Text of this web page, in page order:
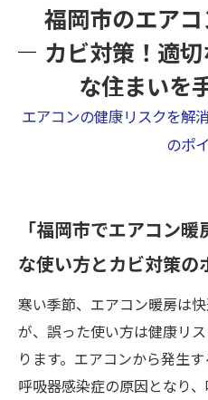
福岡市のエア
カビ対策！適
な住まいを
エアコンの健康リスクを解
のポ
「福岡市でエアコン
な使い方とカビ対策の
寒い季節、エアコン暖房は
が、誤った使い方は健康リ
ります。エアコンから発生
呼吸器感染症の原因となり